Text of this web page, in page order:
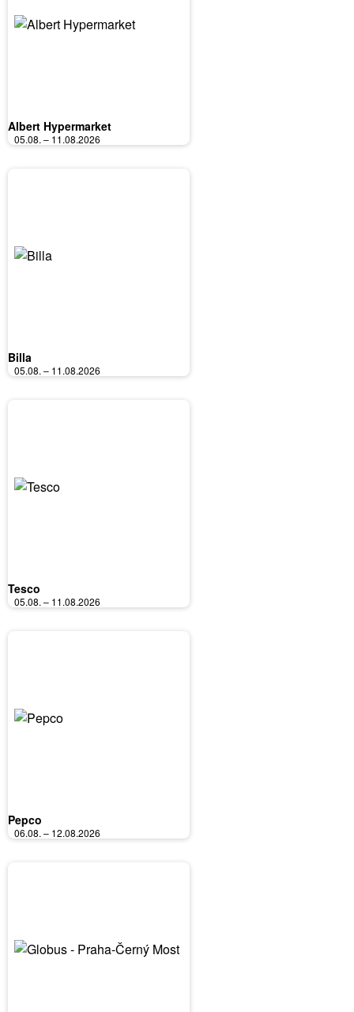
Albert Hypermarket
05.08. – 11.08.2026
Billa
05.08. – 11.08.2026
Tesco
05.08. – 11.08.2026
Pepco
06.08. – 12.08.2026